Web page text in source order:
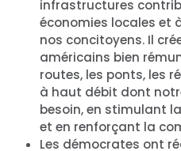
infrastructures
économies locales et
nos concitoyens. Il
américains bien
routes, les ponts, les
à haut débit dont
besoin, en stimulant
et en renforçant la
Les démocrates ont